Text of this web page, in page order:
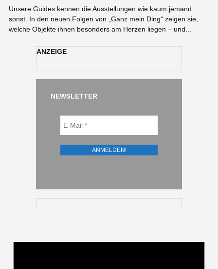
Unsere Guides kennen die Ausstellungen wie kaum jemand
sonst. In den neuen Folgen von „Ganz mein Ding“ zeigen sie,
welche Objekte ihnen besonders am Herzen liegen – und...
ANZEIGE
NEWSLETTER